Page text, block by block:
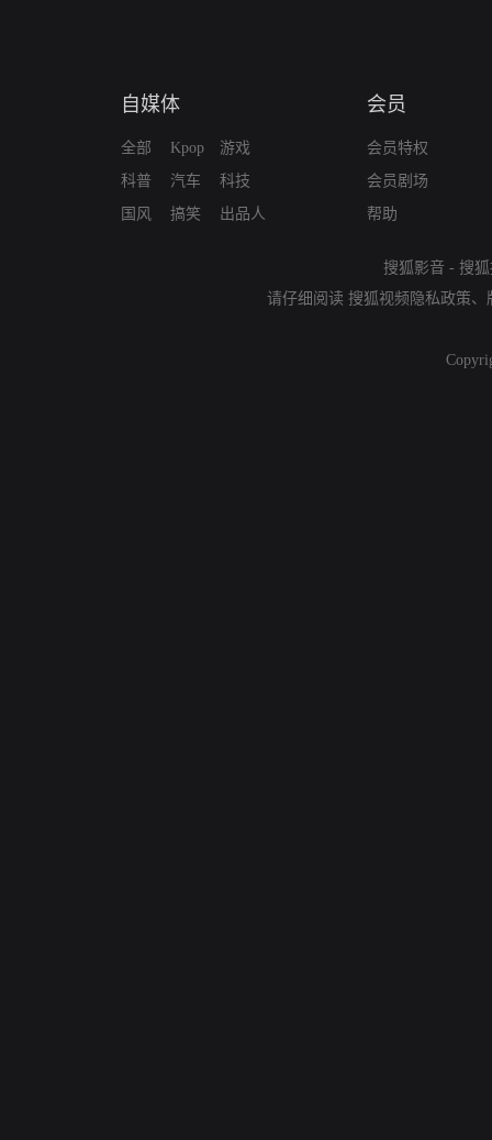
自媒体
全部
科普
国风
Kpop
汽车
搞笑
游戏
科技
出品人
会员
会员特权
会员剧场
帮助
搜狐影音 - 搜
请仔细阅读 搜狐视频隐私政策、